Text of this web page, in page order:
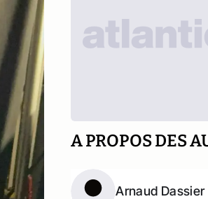
A PROPOS DES
Arnaud Dassier